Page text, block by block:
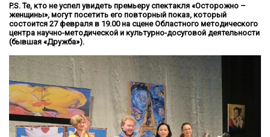
P.S. Те, кто не успел увидеть премьеру спектакля «Осторожно –
женщины», могут посетить его повторный показ, который
состоится 27 февраля в 19.00 на сцене Областного методического
центра научно-методической и культурно-досуговой деятельности
(бывшая «Дружба»).